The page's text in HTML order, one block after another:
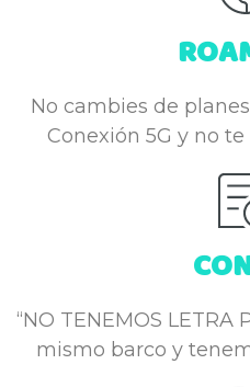
No cambies de
Conexión 5G y no
“NO TENEMOS LETRA
mismo barco y